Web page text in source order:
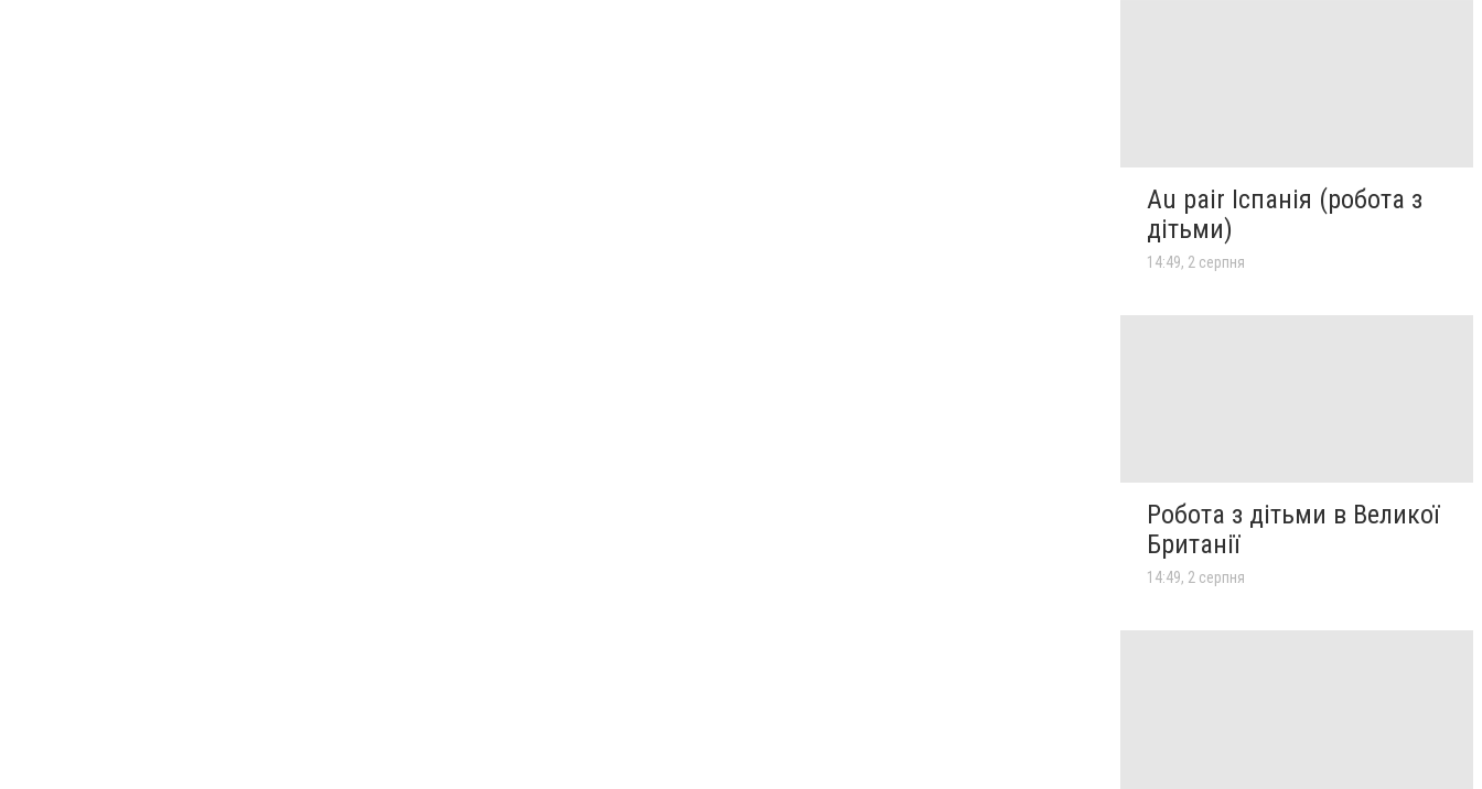
Au pair Іспанія (робота з
дітьми)
14:49, 2 серпня
Робота з дітьми в Великої
Британії
14:49, 2 серпня